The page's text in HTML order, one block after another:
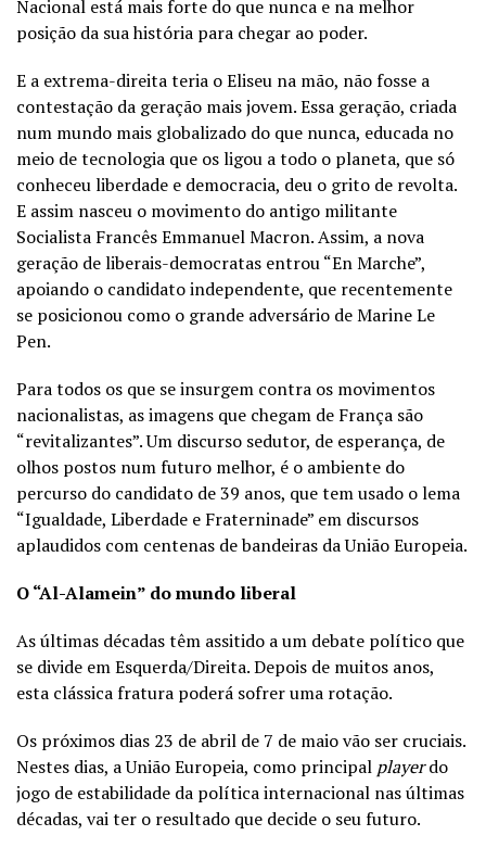
Nacional está mais forte do que nunca e na melhor
posição da sua história para chegar ao poder.
E a extrema-direita teria o Eliseu na mão, não fosse a
contestação da geração mais jovem. Essa geração, criada
num mundo mais globalizado do que nunca, educada no
meio de tecnologia que os ligou a todo o planeta, que só
conheceu liberdade e democracia, deu o grito de revolta.
E assim nasceu o movimento do antigo militante
Socialista Francês Emmanuel Macron. Assim, a nova
geração de liberais-democratas entrou “En Marche”,
apoiando o candidato independente, que recentemente
se posicionou como o grande adversário de Marine Le
Pen.
Para todos os que se insurgem contra os movimentos
nacionalistas, as imagens que chegam de França são
“revitalizantes”. Um discurso sedutor, de esperança, de
olhos postos num futuro melhor, é o ambiente do
percurso do candidato de 39 anos, que tem usado o lema
“Igualdade, Liberdade e Fraterninade” em discursos
aplaudidos com centenas de bandeiras da União Europeia.
O “Al-Alamein” do mundo liberal
As últimas décadas têm assitido a um debate político que
se divide em Esquerda/Direita. Depois de muitos anos,
esta clássica fratura poderá sofrer uma rotação.
Os próximos dias 23 de abril de 7 de maio vão ser cruciais.
Nestes dias, a União Europeia, como principal playerdo
jogo de estabilidade da política internacional nas últimas
décadas, vai ter o resultado que decide o seu futuro.